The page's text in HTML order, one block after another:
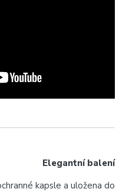
Elegantní balení
kapsle a uložena do